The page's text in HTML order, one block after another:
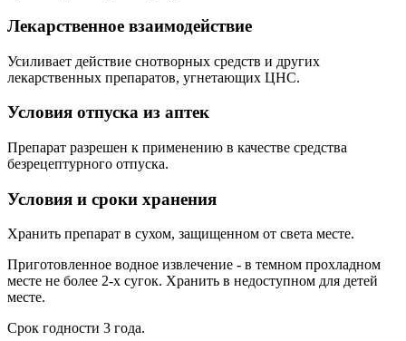
Лекарственное взаимодействие
Усиливает действие снотворных средств и других
лекарственных препаратов, угнетающих ЦНС.
Условия отпуска из аптек
Препарат разрешен к применению в качестве средства
безрецептурного отпуска.
Условия и сроки хранения
Хранить препарат в сухом, защищенном от света месте.
Приготовленное водное извлечение - в темном прохладном
месте не более 2-х сугок. Хранить в недоступном для детей
месте.
Срок годности 3 года.